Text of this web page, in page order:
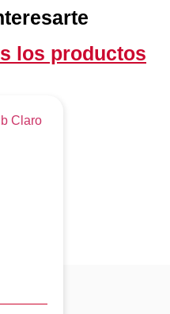
los productos